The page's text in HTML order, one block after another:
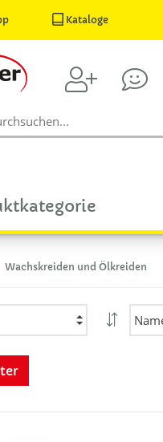
Kataloge
Wachskreiden und Ölkreiden